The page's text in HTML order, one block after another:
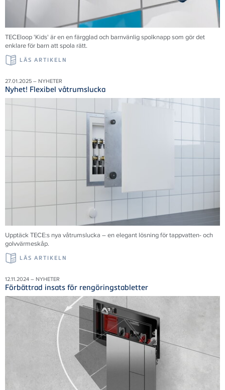
TECEloop 'Kids' är en en färgglad och barnvänlig spolknapp som gör det
enklare för barn att spola rätt.
LÄS ARTIKELN
27.01.2025 – NYHETER
Nyhet! Flexibel våtrumslucka
Upptäck TECE:s nya våtrumslucka – en elegant lösning för tappvatten- och
golvvärmeskåp.
LÄS ARTIKELN
12.11.2024 – NYHETER
Förbättrad insats för rengöringstabletter